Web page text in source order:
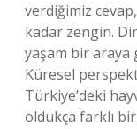
verdiğimiz
kadar zengin.
yaşam bir araya
Küresel
Türkiye’deki
oldukça farklı